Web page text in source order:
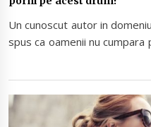
Un cunoscut autor in
spus ca oamenii nu cumpara